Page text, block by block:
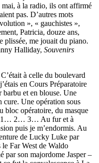
à la radio, ils ont affirmé
pas. D’autres mots
», « gauchistes »,
Patricia, douze ans,
plissée, me jouait du piano.
Halliday, Souvenirs
à celle du boulevard
en Cours Préparatoire
et en blouse. Une
cure. Une opération sous
bloc opératoire, du masque
: 1… 2… 3… Au fur et à
puis je m’endormis. Au
de Lucky Luke par
le Far West de Waldo
par son majordome Jasper –